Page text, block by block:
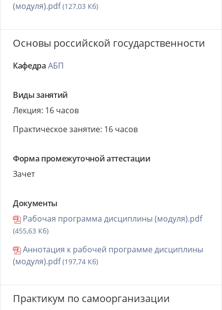
(модуля).pdf(127,03 Кб)
Основы российской государственности
Кафедра АБП
Виды занятий
Лекция: 16 часов
Практическое занятие: 16 часов
Форма промежуточной аттестации
Зачет
Документы
Рабочая программа дисциплины (модуля).pdf
(455,63 Кб)
Аннотация к рабочей программе дисциплины
(модуля).pdf(197,74 Кб)
Практикум по самоорганизации